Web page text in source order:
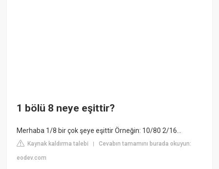
1 bölü 8 neye eşittir?
Merhaba 1/8 bir çok şeye eşittir Örneğin: 10/80 2/16...
Kaynak kaldırma talebi |Cevabın tamamını burada okuyun:
eodev.com